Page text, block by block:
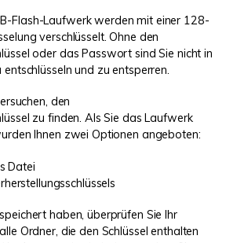
Flash-Laufwerk werden mit einer 128-
verschlüsselt. Ohne den
oder das Passwort sind Sie nicht in
und zu entsperren.
den
zu finden. Als Sie das Laufwerk
Ihnen zwei Optionen angeboten:
Datei
haben, überprüfen Sie Ihr
Ordner, die den Schlüssel enthalten